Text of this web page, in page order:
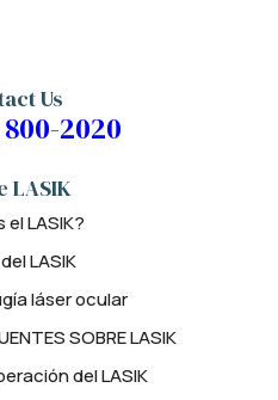
LASIK
el LASIK?
LASIK
láser ocular
SOBRE LASIK
del LASIK
Us
2020